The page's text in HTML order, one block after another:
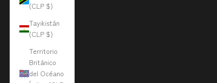
(CLP $)
Tayikistán
(CLP $)
Territorio
Británico
del Océano